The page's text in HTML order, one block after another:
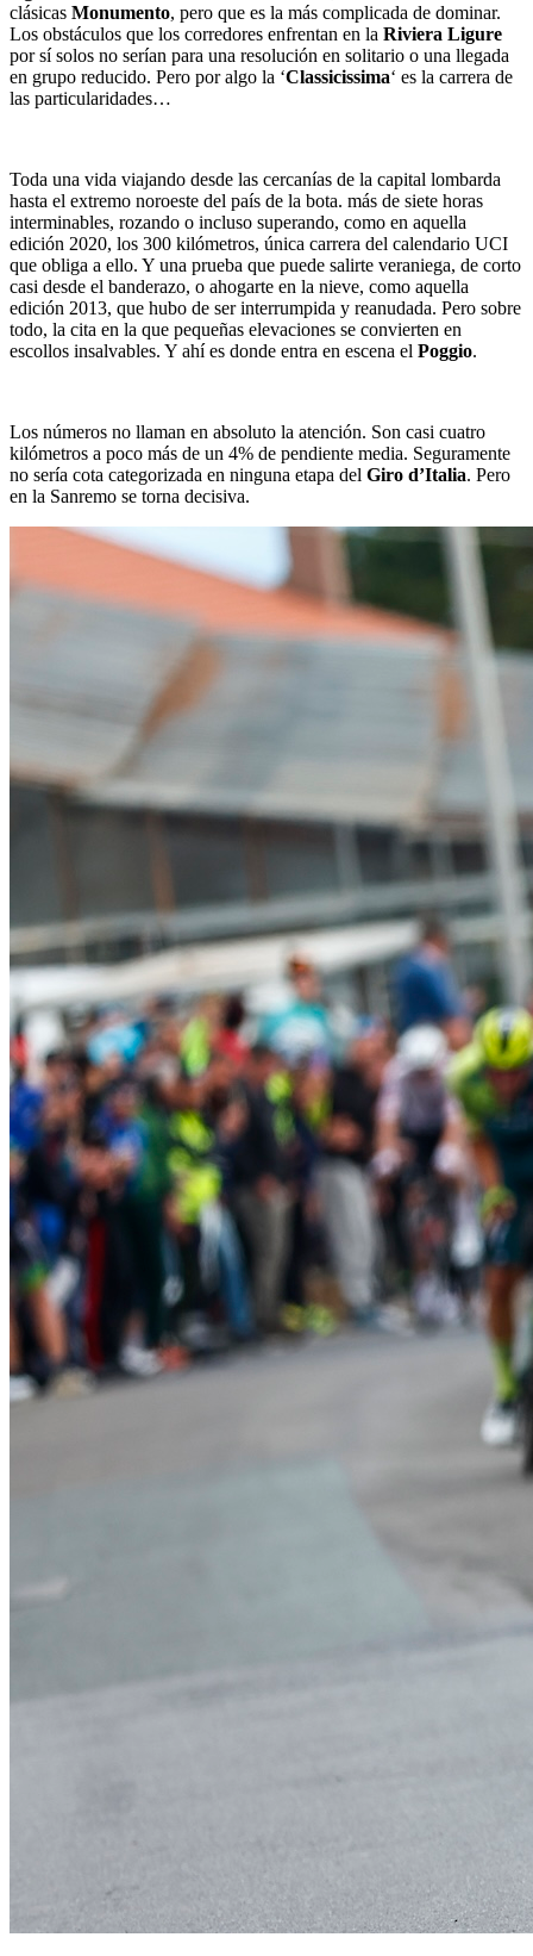
clásicas Monumento, pero que es la más complicada de dominar.
Los obstáculos que los corredores enfrentan en la Riviera Ligure
por sí solos no serían para una resolución en solitario o una llegada
en grupo reducido. Pero por algo la ‘Classicissima‘ es la carrera de
las particularidades…
Toda una vida viajando desde las cercanías de la capital lombarda
hasta el extremo noroeste del país de la bota. más de siete horas
interminables, rozando o incluso superando, como en aquella
edición 2020, los 300 kilómetros, única carrera del calendario UCI
que obliga a ello. Y una prueba que puede salirte veraniega, de corto
casi desde el banderazo, o ahogarte en la nieve, como aquella
edición 2013, que hubo de ser interrumpida y reanudada. Pero sobre
todo, la cita en la que pequeñas elevaciones se convierten en
escollos insalvables. Y ahí es donde entra en escena el Poggio.
Los números no llaman en absoluto la atención. Son casi cuatro
kilómetros a poco más de un 4% de pendiente media. Seguramente
no sería cota categorizada en ninguna etapa del Giro d’Italia. Pero
en la Sanremo se torna decisiva.